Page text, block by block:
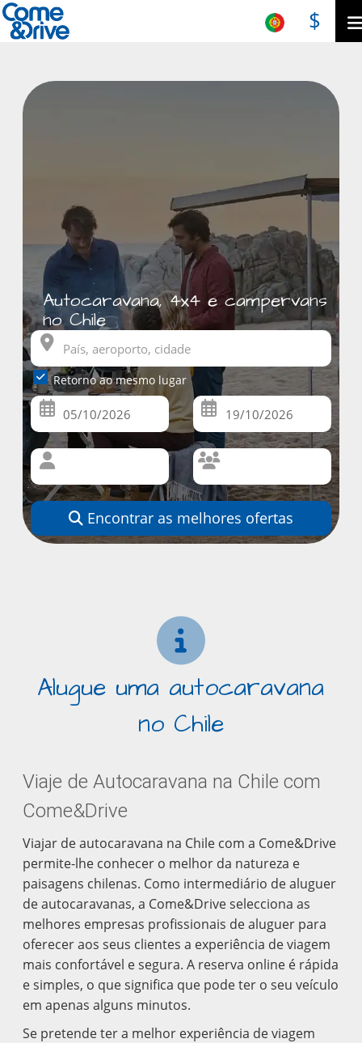
$
Autocaravana, 4x4 e campervans
no Chile
Retorno ao mesmo lugar
Encontrar as melhores ofertas
Alugue uma autocaravana
no Chile
Viaje de Autocaravana na Chile com
Come&Drive
Viajar de autocaravana na Chile com a Come&Drive
permite-lhe conhecer o melhor da natureza e
paisagens chilenas. Como intermediário de aluguer
de autocaravanas, a Come&Drive selecciona as
melhores empresas profissionais de aluguer para
oferecer aos seus clientes a experiência de viagem
mais confortável e segura. A reserva online é rápida
e simples, o que significa que pode ter o seu veículo
em apenas alguns minutos.
Se pretende ter a melhor experiência de viagem